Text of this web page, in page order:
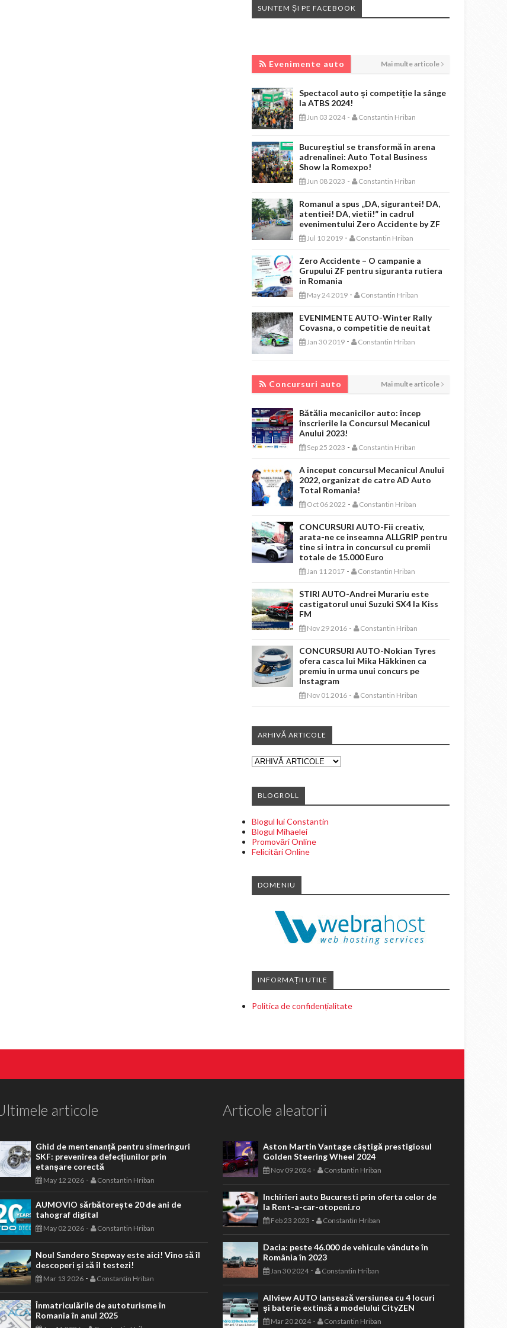
SUNTEM ȘI PE FACEBOOK
Evenimente auto Mai multe articole
Spectacol auto și competiție la sânge
la ATBS 2024!
Jun 03 2024 - Constantin Hriban
Bucureștiul se transformă în arena
adrenalinei: Auto Total Business
Show la Romexpo!
Jun 08 2023 - Constantin Hriban
Romanul a spus „DA, sigurantei! DA,
atentiei! DA, vietii!” in cadrul
evenimentului Zero Accidente by ZF
Jul 10 2019 - Constantin Hriban
Zero Accidente – O campanie a
Grupului ZF pentru siguranta rutiera
in Romania
May 24 2019 - Constantin Hriban
EVENIMENTE AUTO-Winter Rally
Covasna, o competitie de neuitat
Jan 30 2019 - Constantin Hriban
Concursuri auto Mai multe articole
Bătălia mecanicilor auto: încep
înscrierile la Concursul Mecanicul
Anului 2023!
Sep 25 2023 - Constantin Hriban
A inceput concursul Mecanicul Anului
2022, organizat de catre AD Auto
Total Romania!
Oct 06 2022 - Constantin Hriban
CONCURSURI AUTO-Fii creativ,
arata-ne ce inseamna ALLGRIP pentru
tine si intra in concursul cu premii
totale de 15.000 Euro
Jan 11 2017 - Constantin Hriban
STIRI AUTO-Andrei Murariu este
castigatorul unui Suzuki SX4 la Kiss
FM
Nov 29 2016 - Constantin Hriban
CONCURSURI AUTO-Nokian Tyres
ofera casca lui Mika Häkkinen ca
premiu in urma unui concurs pe
Instagram
Nov 01 2016 - Constantin Hriban
ARHIVĂ ARTICOLE
BLOGROLL
Blogul lui Constantin
Blogul Mihaelei
Promovări Online
Felicitări Online
DOMENIU
INFORMAȚII UTILE
Politica de confidențialitate
articole
Ghid de mentenanță pentru simeringuri
SKF: prevenirea defecțiunilor prin
etanșare corectă
May 12 2026 - Constantin Hriban
AUMOVIO sărbătorește 20 de ani de
tahograf digital
May 02 2026 - Constantin Hriban
Noul Sandero Stepway este aici! Vino să îl
descoperi și să îl testezi!
Mar 13 2026 - Constantin Hriban
Înmatriculările de autoturisme în
Romania în anul 2025
Articole aleatorii
Aston Martin Vantage câștigă prestigiosul
Golden Steering Wheel 2024
Nov 09 2024- Constantin Hriban
Inchirieri auto Bucuresti prin oferta celor de
la Rent-a-car-otopeni.ro
Feb 23 2023 - Constantin Hriban
Dacia: peste 46.000 de vehicule vândute în
România în 2023
Jan 30 2024- Constantin Hriban
Allview AUTO lansează versiunea cu 4 locuri
și baterie extinsă a modelului CityZEN
Mar 20 2024- Constantin Hriban